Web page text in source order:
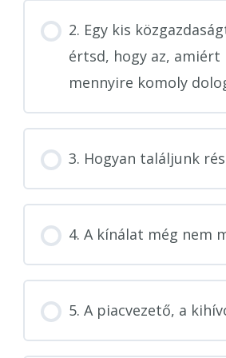
2. Egy kis
értsd, hogy az, amiért
mennyire komoly
3. Hogyan találjunk
4. A kínálat még nem
5. A piacvezető, a